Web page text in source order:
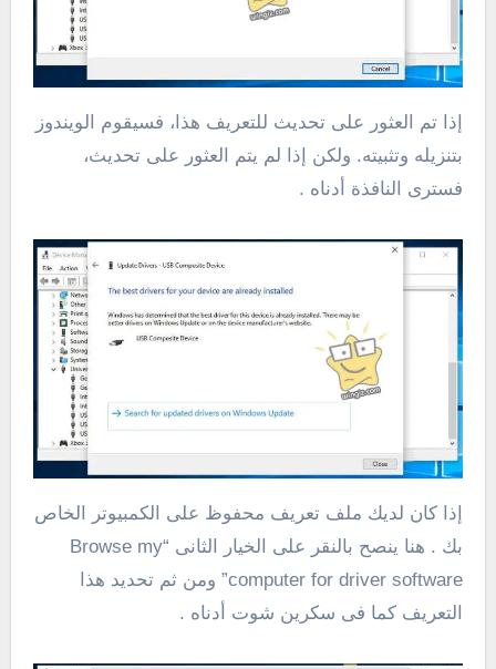
إذا تم العثور على تحديث للتعريف هذا، فسيقوم الويندوز
بتنزيله وتثبيته. ولكن إذا لم يتم العثور على تحديث،
فسترى النافذة أدناه .
إذا كان لديك ملف تعريف محفوظ على الكمبيوتر الخاص
بك . هنا ينصح بالنقر على الخيار الثانى “Browse my
computer for driver software” ومن ثم تحديد هذا
التعريف كما فى سكرين شوت أدناه .